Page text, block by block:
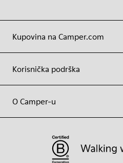
Kupovina na Camper.com
Korisnička podrška
O Camper-u